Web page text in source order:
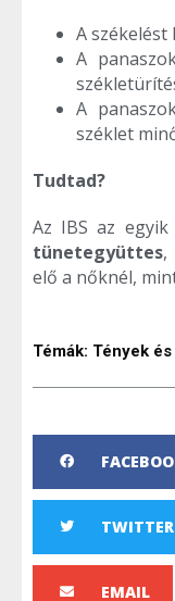
A
A
A
széklet
Tudtad?
Az IBS az
tünetegyüttes,
elő a nőknél,
Témák: Tények
TWITTER
EMAIL